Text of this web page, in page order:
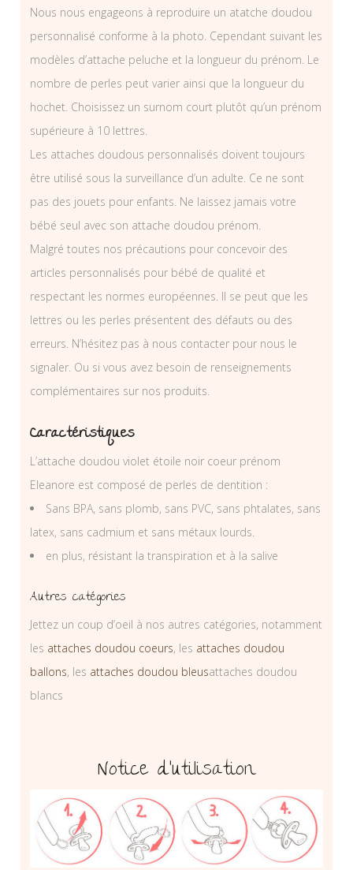
Nous nous engageons à reproduire un atatche doudou
personnalisé conforme à la photo. Cependant suivant les
modèles d’attache peluche et la longueur du prénom. Le
nombre de perles peut varier ainsi que la longueur du
hochet. Choisissez un surnom court plutôt qu’un prénom
supérieure à 10 lettres.
Les attaches doudous personnalisés doivent toujours
être utilisé sous la surveillance d’un adulte. Ce ne sont
pas des jouets pour enfants. Ne laissez jamais votre
bébé seul avec son attache doudou prénom.
Malgré toutes nos précautions pour concevoir des
articles personnalisés pour bébé de qualité et
respectant les normes européennes. Il se peut que les
lettres ou les perles présentent des défauts ou des
erreurs. N’hésitez pas à nous contacter pour nous le
signaler. Ou si vous avez besoin de renseignements
complémentaires sur nos produits.
Caractéristiques
L’attache doudou violet étoile noir coeur prénom
Eleanore est composé de perles de dentition :
Sans BPA, sans plomb, sans PVC, sans phtalates, sans
latex, sans cadmium et sans métaux lourds.
en plus, résistant la transpiration et à la salive
Autres catégories
Jettez un coup d’oeil à nos autres catégories, notamment
les attaches doudou coeurs, les attaches doudou
ballons, les attaches doudou bleusattaches doudou
blancs
Notice d’utilisation